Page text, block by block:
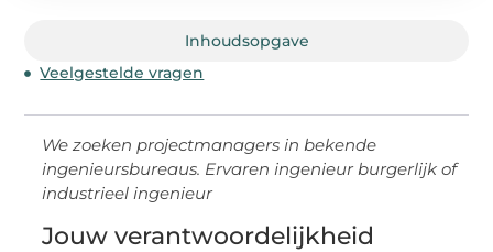
Inhoudsopgave
Veelgestelde vragen
We zoeken projectmanagers in bekende
ingenieursbureaus. Ervaren ingenieur burgerlijk of
industrieel ingenieur
Jouw verantwoordelijkheid